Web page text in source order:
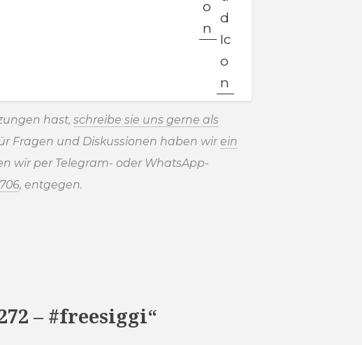
hast,schreibe sie uns gerne als
Fragen und Diskussionen haben wirein
wir per Telegram- oder WhatsApp-
, entgegen.
– #freesiggi“